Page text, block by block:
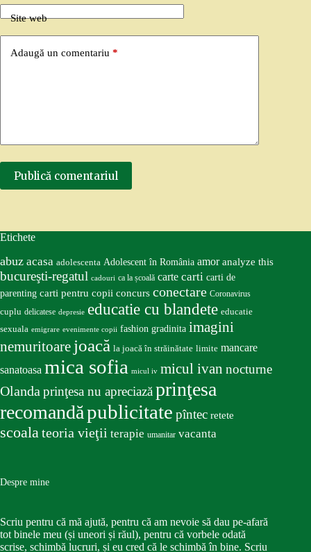
Site web
Adaugă un comentariu *
Publică comentariul
Etichete
abuz acasa adolescenta Adolescent în România amor analyze this
bucureşti-regatul cadouri ca la școală carte carti carti de
parenting carti pentru copii concurs conectare Coronavirus
cuplu delicatese depresie educatie cu blandete educatie
sexuala emigrare evenimente copii fashion gradinita imagini
nemuritoare joacă la joacă în străinătate limite mancare
sanatoasa mica sofia micul iv micul ivan nocturne
Olandaprinţesa nu apreciazăprinţesa
recomandăpublicitate pîntec retete
scoalateoria vieţii terapie umanitar vacanta
Despre mine
Scriu pentru că mă ajută, pentru că am nevoie să dau pe-afară
tot binele meu (și uneori și răul), pentru că vorbele odată
scrise, schimbă lucruri, și eu cred că le schimbă în bine. Scriu